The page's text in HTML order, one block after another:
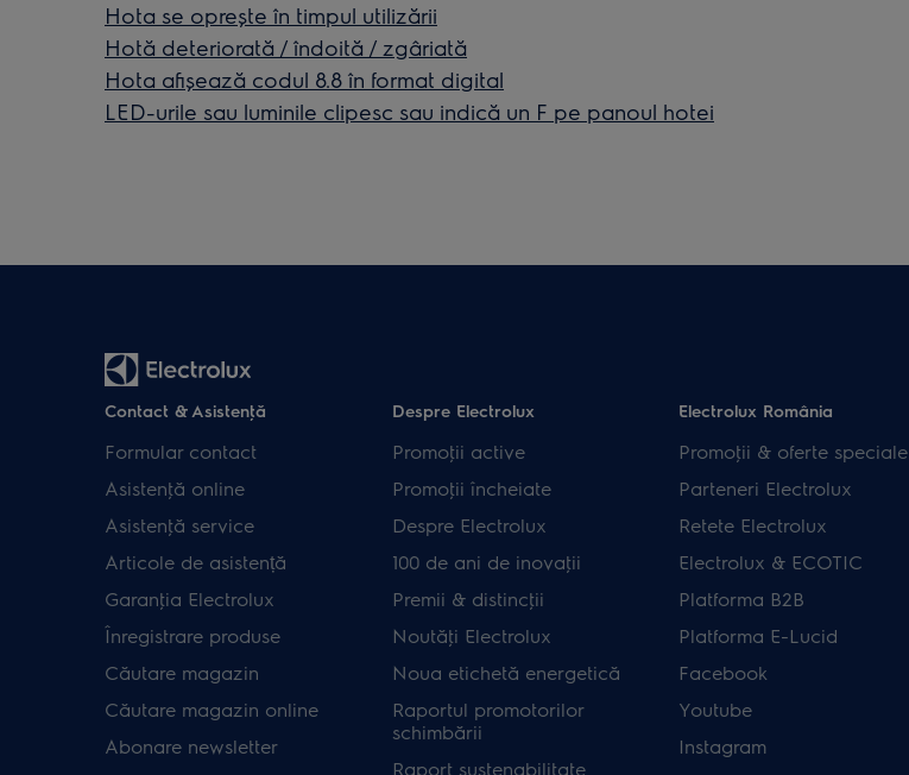
Hota se oprește în timpul utilizării
Hotă deteriorată / îndoită / zgâriată
Hota afișează codul 8.8 în format digital
LED-urile sau luminile clipesc sau indică un F pe panoul hotei
Contact & Asistenţă
Formular contact
Asistenţă online
Asistenţă service
Articole de asistență
Garanţia Electrolux
Înregistrare produse
Căutare magazin
Căutare magazin online
Abonare newsletter
Despre Electrolux
Promoţii active
Promoţii încheiate
Despre Electrolux
100 de ani de inovaţii
Premii & distincţii
Noutăţi Electrolux
Noua etichetă energetică
Raportul promotorilor
schimbării
Raport sustenabilitate
Electrolux România
Promoţii & oferte speciale
Parteneri Electrolux
Retete Electrolux
Electrolux & ECOTIC
Platforma B2B
Platforma E-Lucid
Facebook
Youtube
Instagram